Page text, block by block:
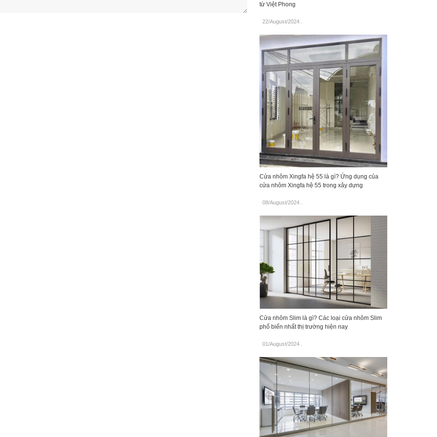
từ Việt Phong
22/August/2024.
Cửa nhôm Xingfa hệ 55 là gì? Ứng dụng của
cửa nhôm Xingfa hệ 55 trong xây dựng
08/August/2024.
Cửa nhôm Slim là gì? Các loại cửa nhôm Slim
phổ biến nhất thị trường hiện nay
01/August/2024.